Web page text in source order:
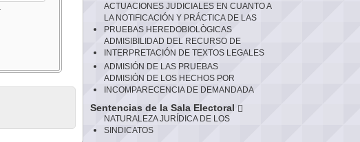
ACTUACIONES JUDICIALES EN CUANTO A
LA NOTIFICACIÓN Y PRÁCTICA DE LAS
PRUEBAS HEREDOBIOLÒGICAS
ADMISIBILIDAD DEL RECURSO DE
INTERPRETACIÓN DE TEXTOS LEGALES
ADMISIÓN DE LAS PRUEBAS
ADMISIÓN DE LOS HECHOS POR
INCOMPARECENCIA DE DEMANDADA
Sentencias de la Sala Electoral
NATURALEZA JURÍDICA DE LOS
SINDICATOS